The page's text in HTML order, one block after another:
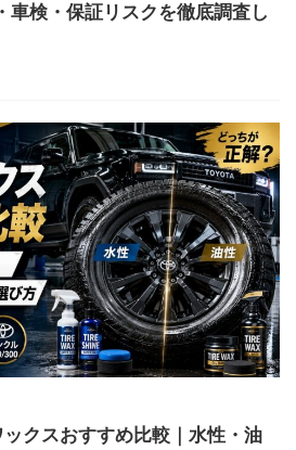
車検・保証リスクを徹底調査し
クスおすすめ比較｜水性・油